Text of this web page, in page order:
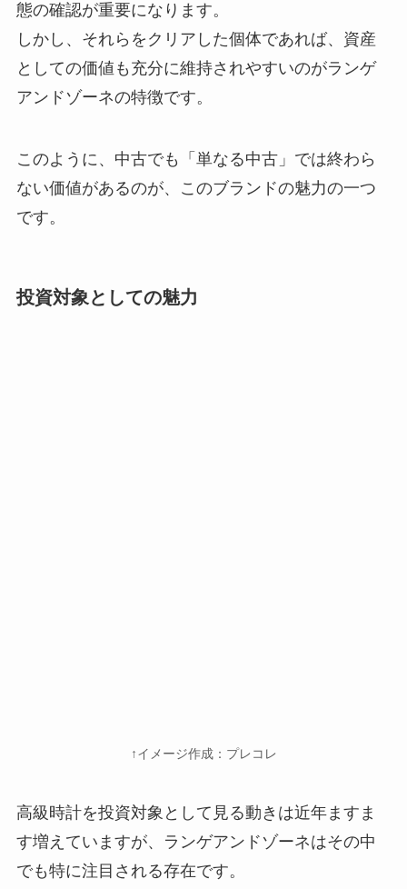
態の確認が重要になります。
しかし、それらをクリアした個体であれば、資産
としての価値も充分に維持されやすいのがランゲ
アンドゾーネの特徴です。
このように、中古でも「単なる中古」では終わら
ない価値があるのが、このブランドの魅力の一つ
です。
投資対象としての魅力
↑イメージ作成：プレコレ
高級時計を投資対象として見る動きは近年ますま
す増えていますが、ランゲアンドゾーネはその中
でも特に注目される存在です。